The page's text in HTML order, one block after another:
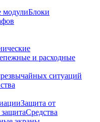
модулиБлоки
и расходные
ситуаций
Защита от
Средства